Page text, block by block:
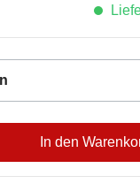
In den